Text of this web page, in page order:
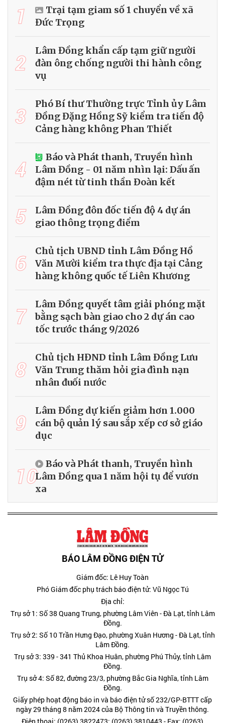
1
Trại tạm giam số 1 chuyển về xã
Đức Trọng
2
Lâm Đồng khẩn cấp tạm giữ người
đàn ông chống người thi hành công
vụ
3
Phó Bí thư Thường trực Tỉnh ủy Lâm
Đồng Đặng Hồng Sỹ kiểm tra tiến độ
Cảng hàng không Phan Thiết
4
Báo và Phát thanh, Truyền hình
Lâm Đồng - 01 năm nhìn lại: Dấu ấn
đậm nét từ tinh thần Đoàn kết
5
Lâm Đồng đôn đốc tiến độ 4 dự án
giao thông trọng điểm
6
Chủ tịch UBND tỉnh Lâm Đồng Hồ
Văn Mười kiểm tra thực địa tại Cảng
hàng không quốc tế Liên Khương
7
Lâm Đồng quyết tâm giải phóng mặt
bằng sạch bàn giao cho 2 dự án cao
tốc trước tháng 9/2026
8
Chủ tịch HĐND tỉnh Lâm Đồng Lưu
Văn Trung thăm hỏi gia đình nạn
nhân đuối nước
9
Lâm Đồng dự kiến giảm hơn 1.000
cán bộ quản lý sau sắp xếp cơ sở giáo
dục
10
Báo và Phát thanh, Truyền hình
Lâm Đồng qua 1 năm hội tụ để vươn
xa
BÁO LÂM ĐỒNG ĐIỆN TỬ
Giám đốc: Lê Huy Toàn
Phó Giám đốc phụ trách báo điện tử: Vũ Ngọc Tú
Địa chỉ:
Trụ sở 1: Số 38 Quang Trung, phường Lâm Viên - Đà Lạt, tỉnh Lâm
Đồng.
Trụ sở 2: Số 10 Trần Hưng Đạo, phường Xuân Hương - Đà Lạt, tỉnh
Lâm Đồng.
Trụ sở 3: 339 - 341 Thủ Khoa Huân, phường Phú Thủy, tỉnh Lâm
Đồng.
Trụ sở 4: Số 82, đường 23/3, phường Bắc Gia Nghĩa, tỉnh Lâm
Đồng.
Giấy phép hoạt động báo in và báo điện tử số 232/GP-BTTT cấp
ngày 29 tháng 8 năm 2024 của Bộ Thông tin và Truyền thông.
Điện thoại: (0263) 3822473; (0263) 3810443 - Fax: (0263)